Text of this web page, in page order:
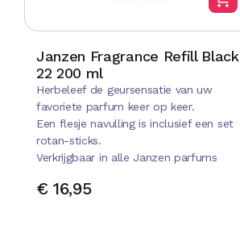
Janzen Fragrance Refill Black
22 200 ml
Herbeleef de geursensatie van uw
favoriete parfum keer op keer.
Een flesje navulling is inclusief een set
rotan-sticks.
Verkrijgbaar in alle Janzen parfums
€16,95